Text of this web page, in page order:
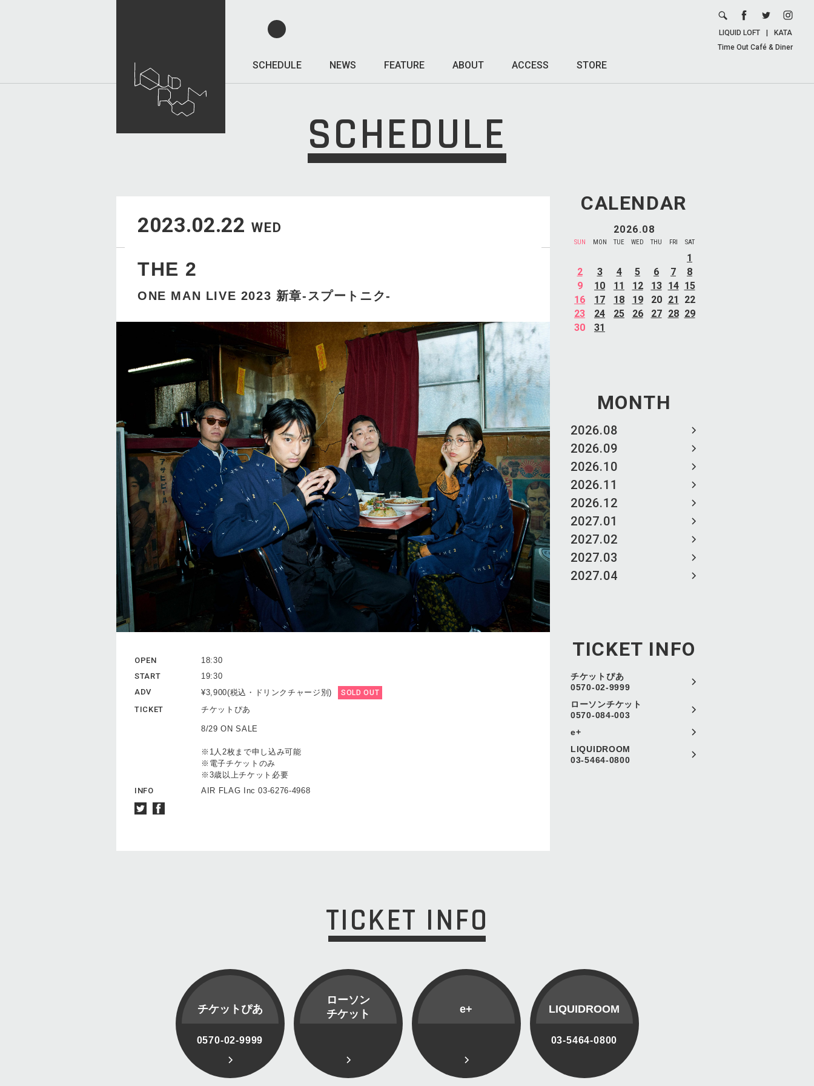
SCHEDULE NEWS FEATURE ABOUT ACCESS STORE
LIQUID LOFT
KATA
Time Out Café & Diner
SCHEDULE
CALENDAR
2026.08
SUN MON TUE WED THU FRI SAT
1
2
3 4 5 6 7
8
9
10 11 12 13 14 15
16
17 18 19 20 21
22
23
24 25 26 27 28 29
30
31
MONTH
2026.08
2026.09
2026.10
2026.11
2026.12
2027.01
2027.02
2027.03
2027.04
TICKET INFO
チケットぴあ
0570-02-9999
ローソンチケット
0570-084-003
e+
LIQUIDROOM
03-5464-0800
2023.02.22 WED
THE 2
ONE MAN LIVE 2023 新章-スプートニク-
OPEN
18:30
START
19:30
ADV
¥3,900(税込・ドリンクチャージ別) SOLD OUT
TICKET チケットぴあ
8/29 ON SALE
※1人2枚まで申し込み可能
※電子チケットのみ
※3歳以上チケット必要
INFO
AIR FLAG Inc 03-6276-4968
TICKET INFO
チケットぴあ
0570-02-9999
ローソン
チケット
e+ LIQUIDROOM
03-5464-0800